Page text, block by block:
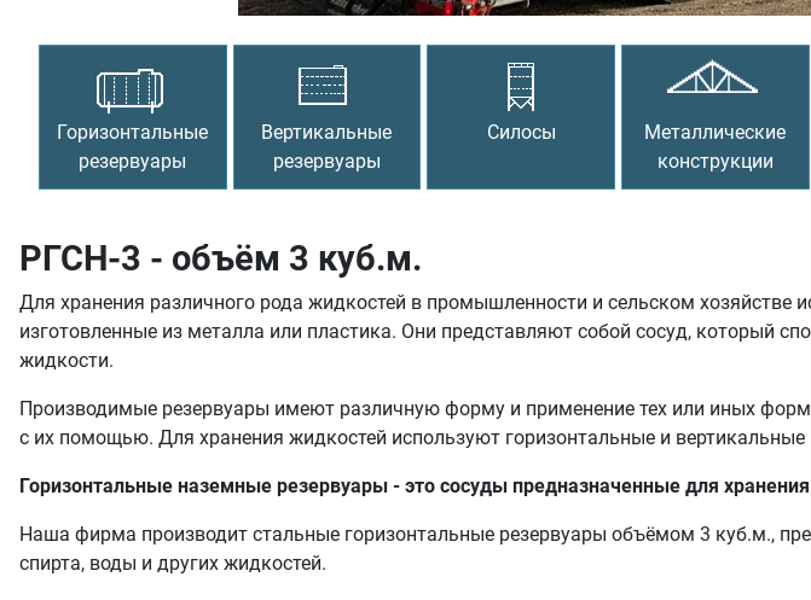
Горизонтальные
резервуары
Вертикальные
резервуары
Силосы
Металлические
конструкции
РГСН-3 - объём 3 куб.м.
Для хранения различного рода жидкостей в промышленности и сельском хозяйстве
изготовленные из металла или пластика. Они представляют собой сосуд, который
жидкости.
Производимые резервуары имеют различную форму и применение тех или иных форм
с их помощью. Для хранения жидкостей используют горизонтальные и вертикальные
Горизонтальные наземные резервуары - это сосуды предназначенные для
Наша фирма производит стальные горизонтальные резервуары объёмом 3 куб.м.,
спирта, воды и других жидкостей.